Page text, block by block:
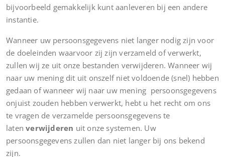
bijvoorbeeld gemakkelijk kunt aanleveren bij een andere
instantie.
Wanneer uw persoonsgegevens niet langer nodig zijn voor
de doeleinden waarvoor zij zijn verzameld of verwerkt,
zullen wij ze uit onze bestanden verwijderen. Wanneer wij
naar uw mening dit uit onszelf niet voldoende (snel) hebben
gedaan of wanneer wij naar uw mening persoonsgegevens
onjuist zouden hebben verwerkt, hebt u het recht om ons
te vragen de verzamelde persoonsgegevens te
latenverwijderen uit onze systemen. Uw
persoonsgegevens zullen dan niet langer bij ons bekend
zijn.